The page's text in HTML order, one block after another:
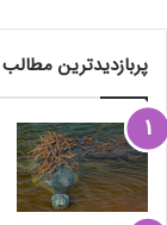
پربازدیدترین مطالب